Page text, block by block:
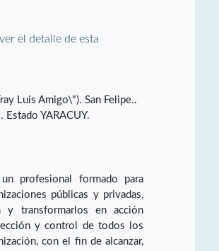
el detalle de esta
Luis Amigo\"). San Felipe..
Estado YARACUY.
profesional formado para
públicas y privadas,
y transformarlos en acción
y control de todos los
con el fin de alcanzar,